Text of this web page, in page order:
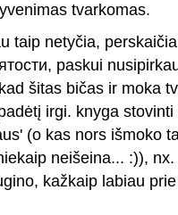
tvarkomas.
taip netyčia,
paskui
šitas bičas ir moka
irgi. knyga stovinti
(o kas nors išmoko
neišeina... :)),
kažkaip labiau